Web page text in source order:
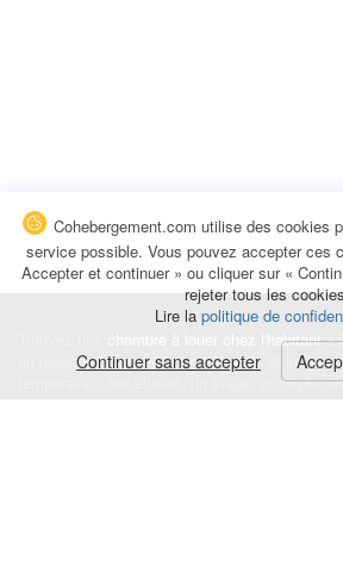
chambre à louer chez l'habitantà
au mois ou à l'année pour de courts et longs
temporaire : des études, un stage, un
Cohebergement.com utilise des cookies
service possible. Vous pouvez accepter ces
Accepter et continuer » ou cliquer sur «
rejeter tous les
Lire la politique de
Continuer sans accepter